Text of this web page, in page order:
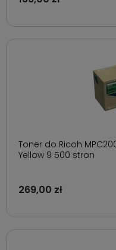
Toner do Ricoh
Yellow 9 500 stron
269,00 zł